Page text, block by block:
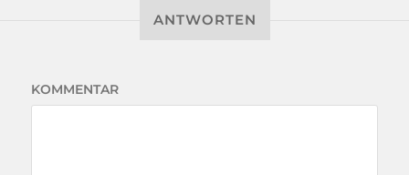
ANTWORTEN
KOMMENTAR